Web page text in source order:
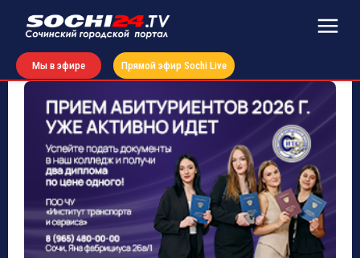
Мы в эфире Прямой эфир Sochi Live